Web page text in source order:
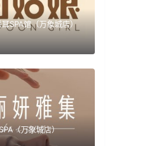
SPA馆（万象城店）
（万象城店）